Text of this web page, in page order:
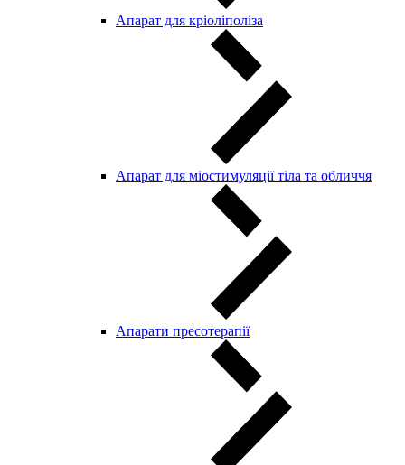
Апарат для кріоліполіза
Апарат для міостимуляції тіла та обличчя
Aпарати пресотерапії